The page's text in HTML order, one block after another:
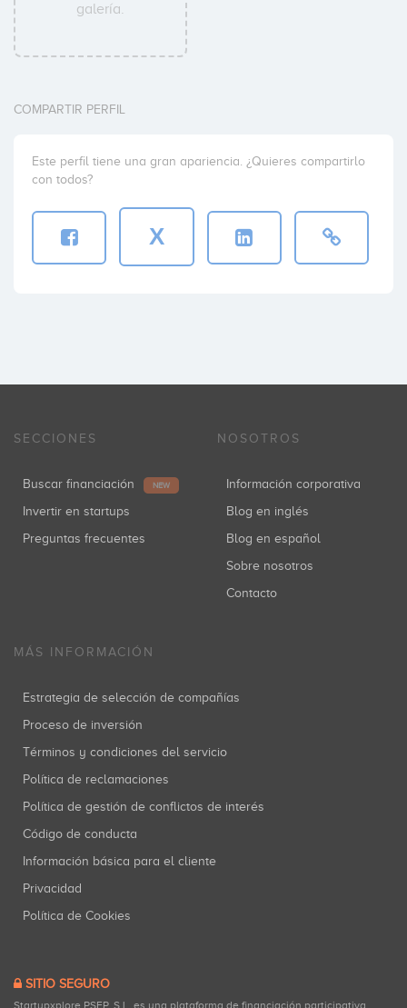
galería.
COMPARTIR PERFIL
Este perfil tiene una gran apariencia. ¿Quieres compartirlo
con todos?
X
SECCIONES
Buscar financiación NEW
Invertir en startups
Preguntas frecuentes
NOSOTROS
Información corporativa
Blog en inglés
Blog en español
Sobre nosotros
Contacto
MÁS INFORMACIÓN
Estrategia de selección de compañías
Proceso de inversión
Términos y condiciones del servicio
Política de reclamaciones
Política de gestión de conflictos de interés
Código de conducta
Información básica para el cliente
Privacidad
Política de Cookies
SITIO SEGURO
Startupxplore PSFP, S.L. es una plataforma de financiación participativa